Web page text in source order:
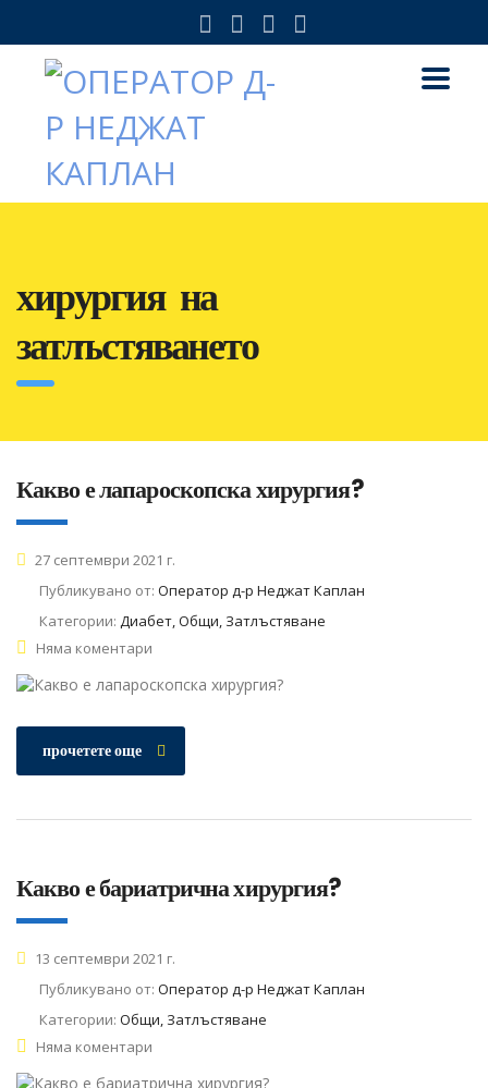
хирургия на
затлъстяването
Какво е лапароскопска хирургия?
27 септември 2021 г.
Публикувано от: Оператор д-р Неджат Каплан
Категории: Диабет, Общи, Затлъстяване
Няма коментари
прочетете още
Какво е бариатрична хирургия?
13 септември 2021 г.
Публикувано от: Оператор д-р Неджат Каплан
Категории: Общи, Затлъстяване
Няма коментари